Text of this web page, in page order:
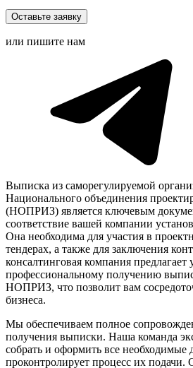
Оставьте заявку
или пишите нам
Выписка из саморегулируемой
Национального объединения
(НОПРИЗ) является ключевым
соответствие вашей компании
Она необходима для участия в
тендерах, а также для заключения
консалтинговая компания
профессиональному получению
НОПРИЗ, что позволит вам
бизнеса.
Мы обеспечиваем полное
получения выписки. Наша команда
собрать и оформить все необходимые
проконтролирует процесс их